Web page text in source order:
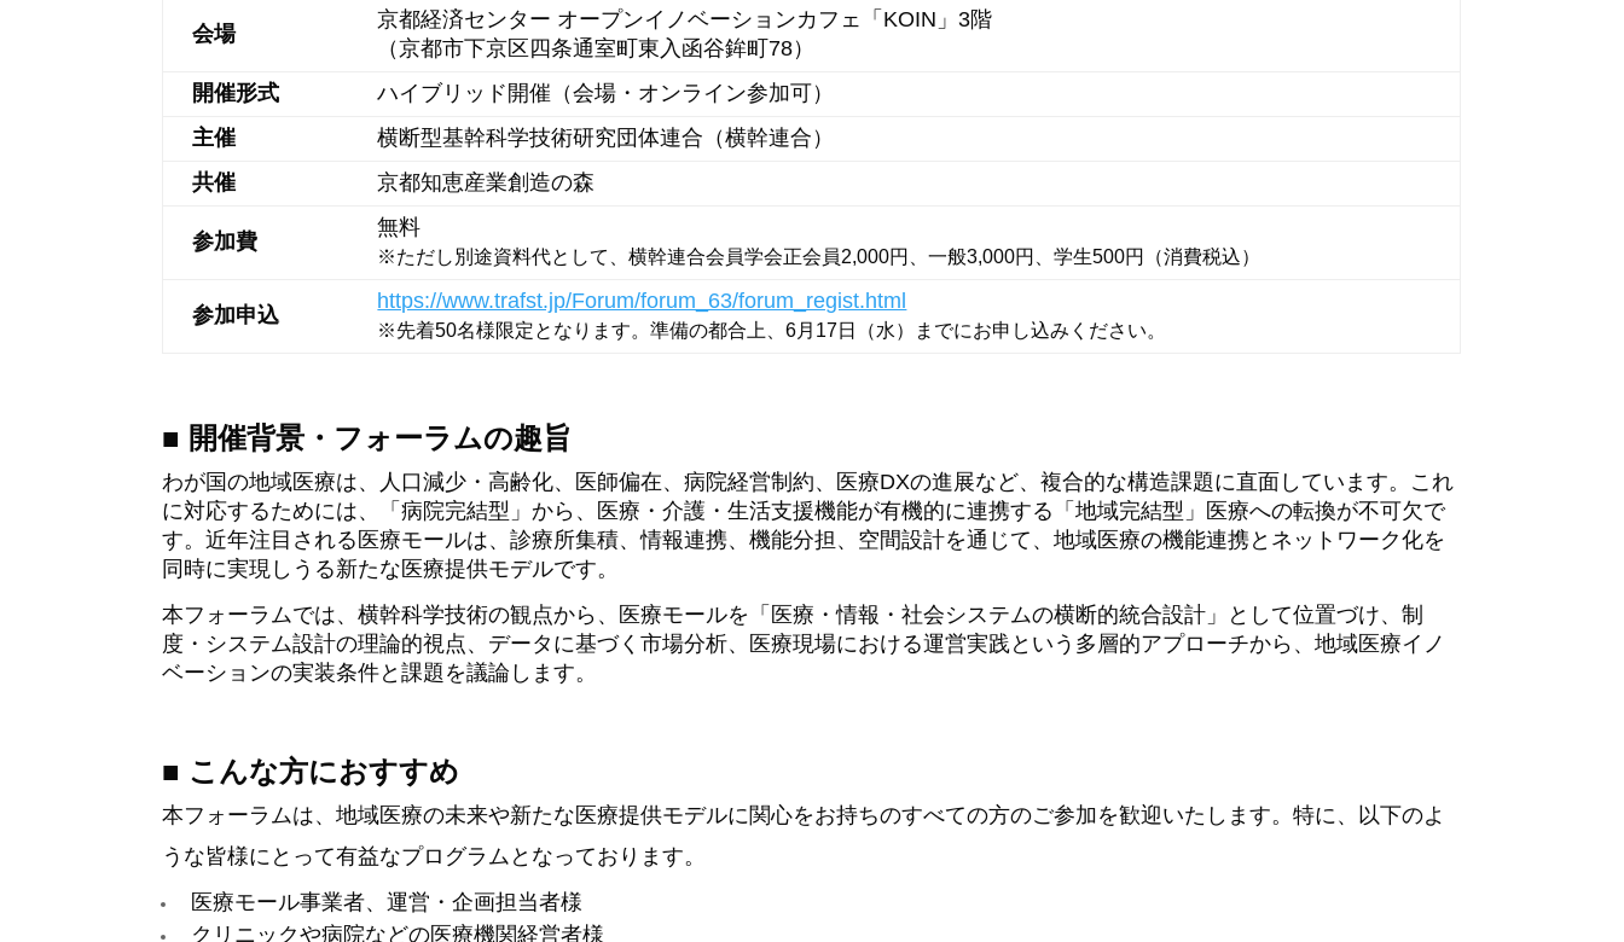
会場
京都経済センター オープンイノベーションカフェ「KOIN」3階
（京都市下京区四条通室町東入函谷鉾町78）
開催形式
ハイブリッド開催（会場・オンライン参加可）
主催
横断型基幹科学技術研究団体連合（横幹連合）
共催
京都知恵産業創造の森
参加費
無料
※ただし別途資料代として、横幹連合会員学会正会員2,000円、一般3,000円、学生500円（消費税込）
参加申込
https://www.trafst.jp/Forum/forum_63/forum_regist.html
※先着50名様限定となります。準備の都合上、6月17日（水）までにお申し込みください。
■ 開催背景・フォーラムの趣旨
わが国の地域医療は、人口減少・高齢化、医師偏在、病院経営制約、医療DXの進展など、複合的な構造課題に直面しています。これ
に対応するためには、「病院完結型」から、医療・介護・生活支援機能が有機的に連携する「地域完結型」医療への転換が不可欠で
す。近年注目される医療モールは、診療所集積、情報連携、機能分担、空間設計を通じて、地域医療の機能連携とネットワーク化を
同時に実現しうる新たな医療提供モデルです。
本フォーラムでは、横幹科学技術の観点から、医療モールを「医療・情報・社会システムの横断的統合設計」として位置づけ、制
度・システム設計の理論的視点、データに基づく市場分析、医療現場における運営実践という多層的アプローチから、地域医療イノ
ベーションの実装条件と課題を議論します。
■ こんな方におすすめ
本フォーラムは、地域医療の未来や新たな医療提供モデルに関心をお持ちのすべての方のご参加を歓迎いたします。特に、以下のよ
うな皆様にとって有益なプログラムとなっております。
医療モール事業者、運営・企画担当者様
クリニックや病院などの医療機関経営者様